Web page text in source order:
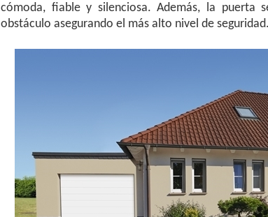
cómoda, fiable y silenciosa. Además, la puerta
obstáculo asegurando el más alto nivel de seguridad.